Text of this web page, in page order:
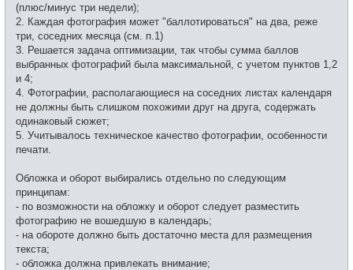
(плюс/минус три недели);
2. Каждая фотография может "баллотироваться" на два, реже
три, соседних месяца (см. п.1)
3. Решается задача оптимизации, так чтобы сумма баллов
выбранных фотографий была максимальной, с учетом пунктов 1,2
и 4;
4. Фотографии, располагающиеся на соседних листах календаря
не должны быть слишком похожими друг на друга, содержать
одинаковый сюжет;
5. Учитывалось техническое качество фотографии, особенности
печати.
Обложка и оборот выбирались отдельно по следующим
принципам:
- по возможности на обложку и оборот следует разместить
фотографию не вошедшую в календарь;
- на обороте должно быть достаточно места для размещения
текста;
- обложка должна привлекать внимание;